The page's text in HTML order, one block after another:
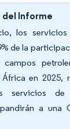
del Informe
los servicios
de la
en 2025,
servicios de
a una